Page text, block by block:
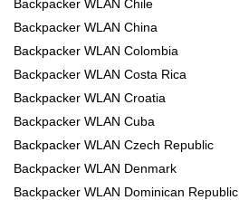
Backpacker WLAN Chile
Backpacker WLAN China
Backpacker WLAN Colombia
Backpacker WLAN Costa Rica
Backpacker WLAN Croatia
Backpacker WLAN Cuba
Backpacker WLAN Czech Republic
Backpacker WLAN Denmark
Backpacker WLAN Dominican Republic